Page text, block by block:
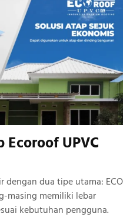
UPVC
dengan dua tipe utama: ECO
masing memiliki lebar
kebutuhan pengguna.